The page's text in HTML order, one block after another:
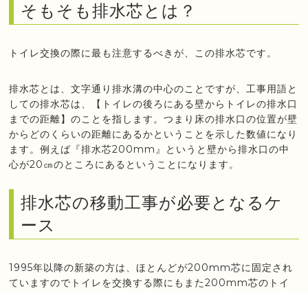
そもそも排水芯とは？
トイレ交換の際に最も注意するべきが、この排水芯です。
排水芯とは、文字通り排水溝の中心のことですが、工事用語と
しての排水芯は、【トイレの後ろにある壁からトイレの排水口
までの距離】のことを指します。つまり床の排水口の位置が壁
からどのくらいの距離にあるかということを示した数値になり
ます。例えば『排水芯200mm』というと壁から排水口の中
心が20㎝のところにあるということになります。
排水芯の移動工事が必要となるケ
ース
1995年以降の新築の方は、ほとんどが200mm芯に固定され
ていますのでトイレを交換する際にもまた200mm芯のトイ